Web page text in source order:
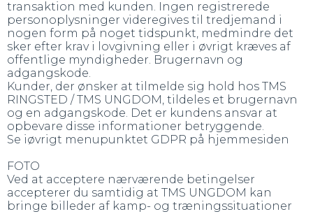
transaktion med kunden. Ingen registrerede
personoplysninger videregives til tredjemand i
nogen form på noget tidspunkt, medmindre det
sker efter krav i lovgivning eller i øvrigt kræves af
offentlige myndigheder. Brugernavn og
adgangskode.
Kunder, der ønsker at tilmelde sig hold hos TMS
RINGSTED / TMS UNGDOM, tildeles et brugernavn
og en adgangskode. Det er kundens ansvar at
opbevare disse informationer betryggende.
Se iøvrigt menupunktet GDPR på hjemmesiden
FOTO
Ved at acceptere nærværende betingelser
accepterer du samtidig at TMS UNGDOM kan
bringe billeder af kamp- og træningssituationer